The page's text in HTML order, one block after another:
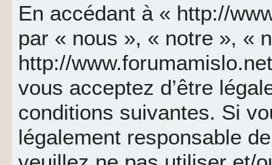
En accédant à « http://
par « nous », « notre », «
http://
vous acceptez d’être
conditions suivantes. Si
légalement responsable